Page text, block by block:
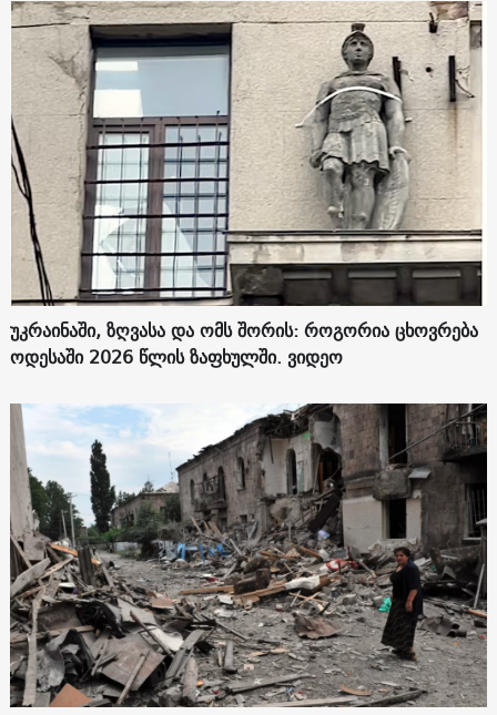
უკრაინაში, ზღვასა და ომს შორის: როგორია ცხოვრება
ოდესაში 2026 წლის ზაფხულში. ვიდეო